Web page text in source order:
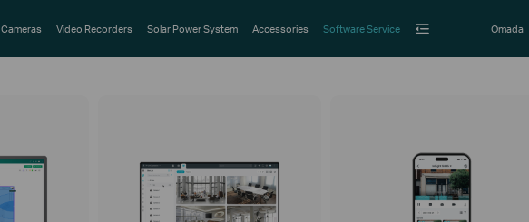
Cameras Video Recorders Solar Power System Accessories Software Service Omada